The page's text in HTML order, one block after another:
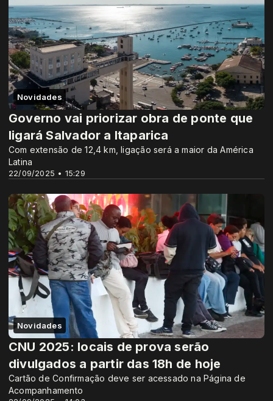
Novidades
22/09/2025 • 15:29
Governo vai priorizar obra de ponte que
ligará Salvador a Itaparica
Com extensão de 12,4 km, ligação será a maior da América
Latina
Novidades
CNU 2025: locais de prova serão
divulgados a partir das 18h de hoje
Cartão de Confirmação deve ser acessado na Página de
Acompanhamento